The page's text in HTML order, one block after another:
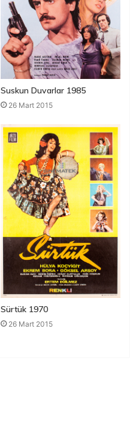
Suskun Duvarlar 1985
26 Mart 2015
Sürtük 1970
26 Mart 2015